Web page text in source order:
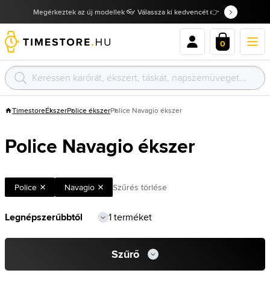
Megérkeztek az új modellek 👓 Válassza ki kedvencét 👉
0
TimestoreÉkszerPolice ékszerPolice Navagio ékszer
Police Navagio ékszer
Police Navagio Szűrés törlése
1 terméket
Szűrő